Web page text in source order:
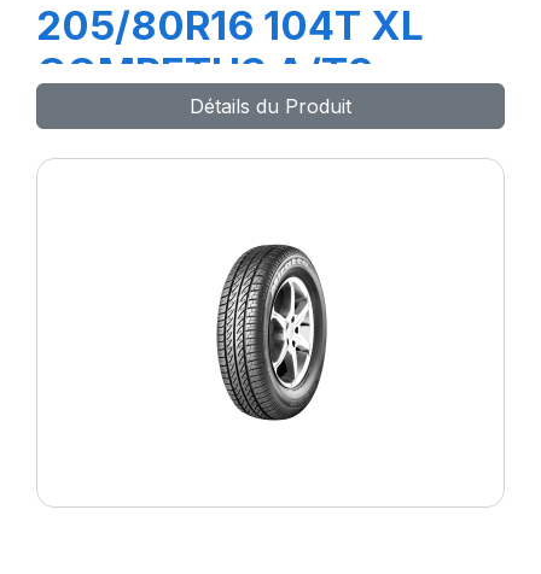
205/80R16 104T XL
COMPETUS A/T3
Détails du Produit